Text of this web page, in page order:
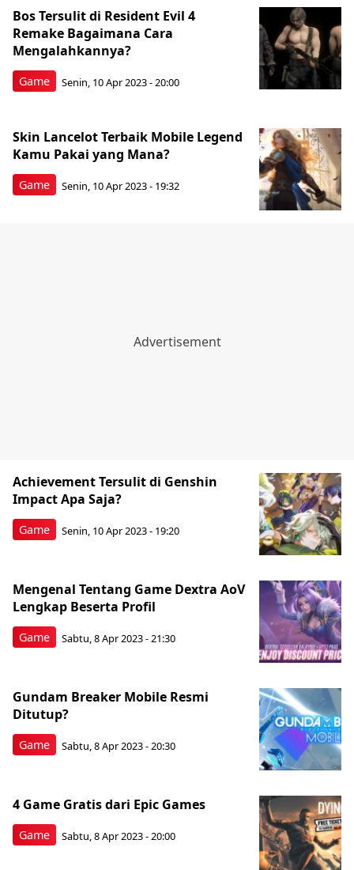
Game
Bos Tersulit di Resident Evil 4
Remake Bagaimana Cara
Mengalahkannya?
Senin, 10 Apr 2023 - 20:00
Game
Skin Lancelot Terbaik Mobile Legend
Kamu Pakai yang Mana?
Senin, 10 Apr 2023 - 19:32
Game
Achievement Tersulit di Genshin
Impact Apa Saja?
Senin, 10 Apr 2023 - 19:20
Game
Mengenal Tentang Game Dextra AoV
Lengkap Beserta Profil
Sabtu, 8 Apr 2023 - 21:30
Game
Gundam Breaker Mobile Resmi
Ditutup?
Sabtu, 8 Apr 2023 - 20:30
Game
4 Game Gratis dari Epic Games
Sabtu, 8 Apr 2023 - 20:00